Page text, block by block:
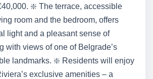
❇️ The terrace, accessible
room and the bedroom, offers
light and a pleasant sense of
with views of one of Belgrade’s
landmarks. ❇️ Residents will enjoy
exclusive amenities – a